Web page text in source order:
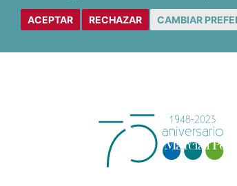
ACEPTAR RECHAZAR CAMBIAR